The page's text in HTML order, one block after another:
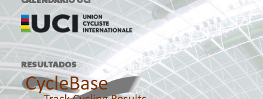
RESULTADOS